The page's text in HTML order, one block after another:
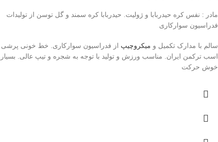
مادر : نفس کره حیدربابا و ژولیت. حیدربابا کره سمند و گل توسن از تولیدات
فدراسیون سوارکاری
سالم با مدارک تکمیل و میکروچیپ از فدراسیون سوارکاری. خط خونی پرشی
اسب ترکمن ایران. مناسب ورزش و تولید با توجه به شجره و تیپ عالی. بسیار
خوش حرکت